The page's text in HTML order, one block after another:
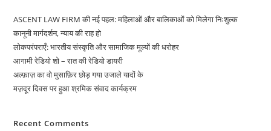
ASCENT LAW FIRM की नई पहल: महिलाओं और बालिकाओं को मिलेगा निःशुल्क
कानूनी मार्गदर्शन, न्याय की राह हो
लोकपरंपराएँ: भारतीय संस्कृति और सामाजिक मूल्यों की धरोहर
आगामी रेडियो शो – रात की रेडियो डायरी
अल्फ़ाज़ का वो मुसाफ़िर छोड़ गया उजाले यादों के
मज़दूर दिवस पर हुआ श्रमिक संवाद कार्यक्रम
Recent Comments